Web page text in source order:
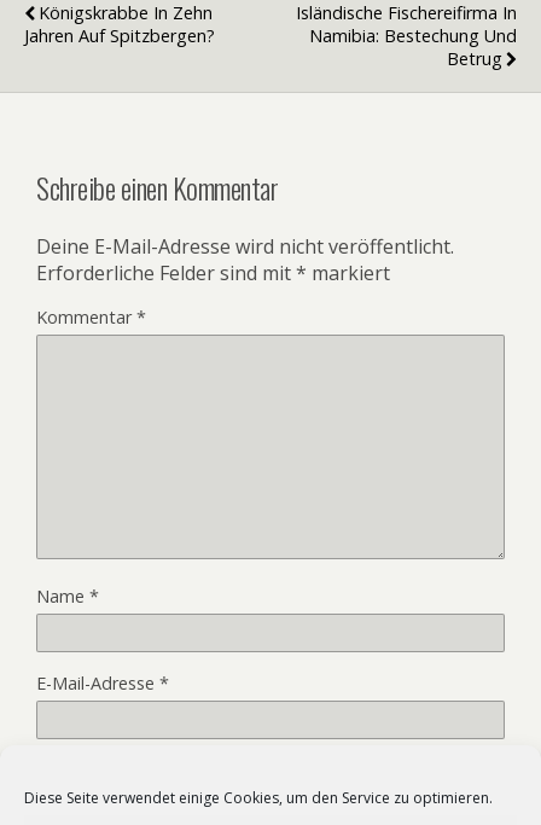
Diese Seite verwendet einige Cookies, um den Service zu optimieren.
Königskrabbe In Zehn
Jahren Auf Spitzbergen?
Isländische Fischereifirma In
Namibia: Bestechung Und
Betrug
Schreibe einen Kommentar
Deine E-Mail-Adresse wird nicht veröffentlicht.
Erforderliche Felder sind mit* markiert
Kommentar*
Name *
E-Mail-Adresse *